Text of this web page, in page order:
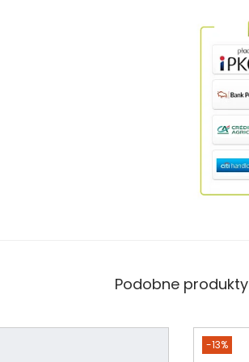
Podobne produkty
-13%